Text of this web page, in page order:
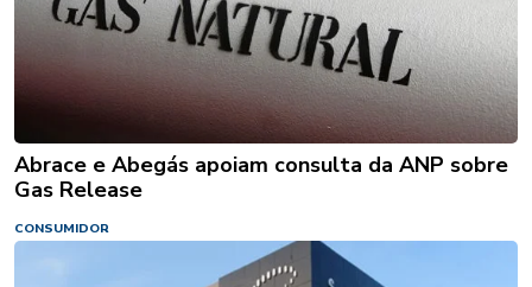
Abrace e Abegás apoiam consulta da ANP sobre
Gas Release
CONSUMIDOR